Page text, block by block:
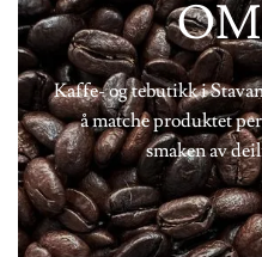
Kaffe- og tebutikk i
å matche produktet
smaken av